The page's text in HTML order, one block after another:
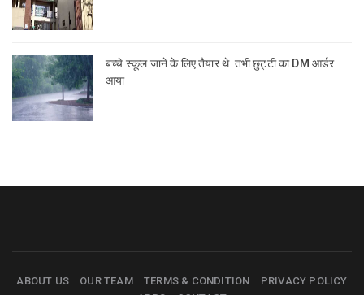
बच्चे स्कूल जाने के लिए तैयार थे तभी छुट्टी का DM आर्डर
आया
ABOUT US OUR TEAM TERMS & CONDITION
PRIVACY POLICY